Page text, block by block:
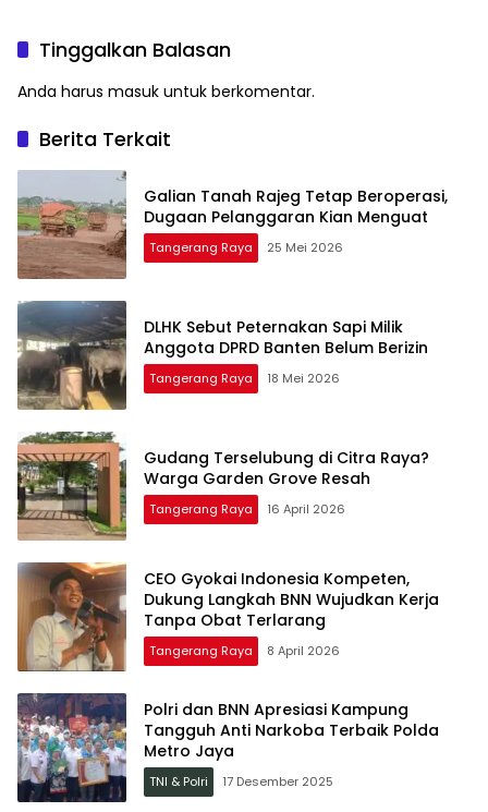
Tinggalkan Balasan
Anda harus masuk untuk berkomentar.
Berita Terkait
Galian Tanah Rajeg Tetap Beroperasi,
Dugaan Pelanggaran Kian Menguat
Tangerang Raya 25 Mei 2026
DLHK Sebut Peternakan Sapi Milik
Anggota DPRD Banten Belum Berizin
Tangerang Raya 18 Mei 2026
Gudang Terselubung di Citra Raya?
Warga Garden Grove Resah
Tangerang Raya 16 April 2026
CEO Gyokai Indonesia Kompeten,
Dukung Langkah BNN Wujudkan Kerja
Tanpa Obat Terlarang
Tangerang Raya 8 April 2026
Polri dan BNN Apresiasi Kampung
Tangguh Anti Narkoba Terbaik Polda
Metro Jaya
TNI & Polri 17 Desember 2025